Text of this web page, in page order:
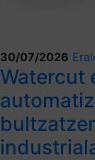
30/07/2026
Watercut